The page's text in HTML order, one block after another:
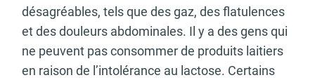
désagréables, tels que des gaz, des flatulences
et des douleurs abdominales. Il y a des gens qui
ne peuvent pas consommer de produits laitiers
en raison de l’intolérance au lactose. Certains